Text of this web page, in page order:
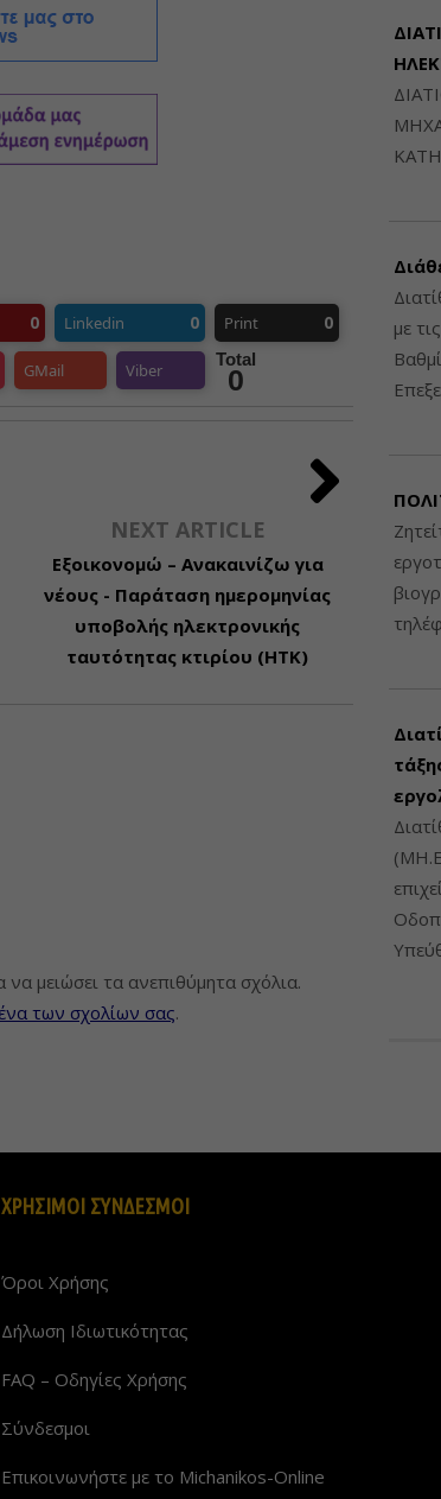
0 Linkedin 0 Print 0
GMail Viber
Total
0
NEXT ARTICLE
Εξοικονομώ – Ανακαινίζω για
νέους - Παράταση ημερομηνίας
υποβολής ηλεκτρονικής
ταυτότητας κτιρίου (ΗΤΚ)
μειώσει τα ανεπιθύμητα σχόλια.
των σχολίων σας.
με
ΧΡΗΣΙΜΟΙ ΣΥΝΔΕΣΜΟΙ
Όροι Χρήσης
Δήλωση Ιδιωτικότητας
FAQ – Οδηγίες Χρήσης
Σύνδεσμοι
Επικοινωνήστε με το Michanikos-Online